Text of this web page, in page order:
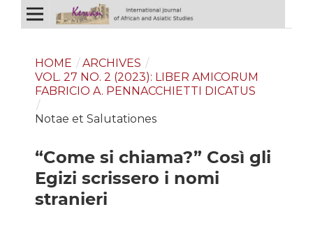
HOME / ARCHIVES /
VOL. 27 NO. 2 (2023): LIBER AMICORUM
FABRICIO A. PENNACCHIETTI DICATUS
/
Notae et Salutationes
“Come si chiama?” Così gli
Egizi scrissero i nomi
stranieri